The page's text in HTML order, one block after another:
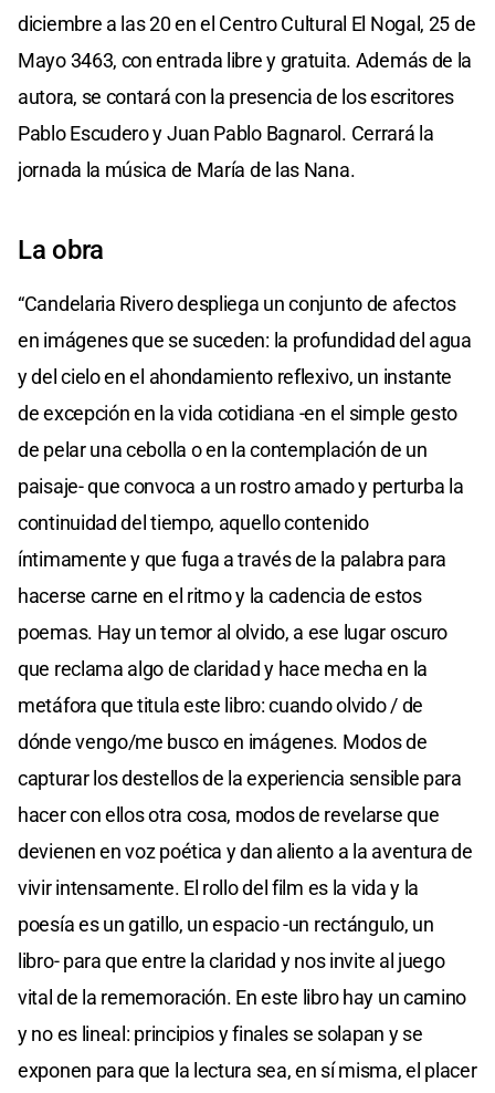
diciembre a las 20 en el Centro Cultural El Nogal, 25 de
Mayo 3463, con entrada libre y gratuita. Además de la
autora, se contará con la presencia de los escritores
Pablo Escudero y Juan Pablo Bagnarol. Cerrará la
jornada la música de María de las Nana.
La obra
“Candelaria Rivero despliega un conjunto de afectos
en imágenes que se suceden: la profundidad del agua
y del cielo en el ahondamiento reflexivo, un instante
de excepción en la vida cotidiana -en el simple gesto
de pelar una cebolla o en la contemplación de un
paisaje- que convoca a un rostro amado y perturba la
continuidad del tiempo, aquello contenido
íntimamente y que fuga a través de la palabra para
hacerse carne en el ritmo y la cadencia de estos
poemas. Hay un temor al olvido, a ese lugar oscuro
que reclama algo de claridad y hace mecha en la
metáfora que titula este libro: cuando olvido / de
dónde vengo/me busco en imágenes. Modos de
capturar los destellos de la experiencia sensible para
hacer con ellos otra cosa, modos de revelarse que
devienen en voz poética y dan aliento a la aventura de
vivir intensamente. El rollo del film es la vida y la
poesía es un gatillo, un espacio -un rectángulo, un
libro- para que entre la claridad y nos invite al juego
vital de la rememoración. En este libro hay un camino
y no es lineal: principios y finales se solapan y se
exponen para que la lectura sea, en sí misma, el placer